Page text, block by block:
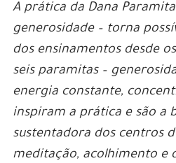
A prática da Dana
generosidade – torna
dos ensinamentos desde
seis paramitas –
energia constante,
inspiram a prática e são a
sustentadora dos centros
meditação, acolhimento e